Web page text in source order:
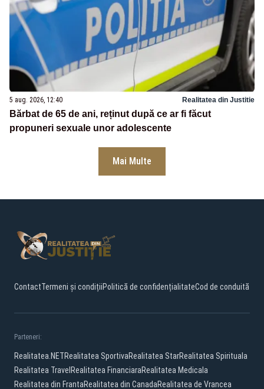
5 aug. 2026, 12:40 Realitatea din Justitie
Bărbat de 65 de ani, reținut după ce ar fi făcut
propuneri sexuale unor adolescente
Mai Multe
ContactTermeni și condițiiPolitică de confidențialitateCod de conduită
Parteneri:
Realitatea.NETRealitatea SportivaRealitatea StarRealitatea Spirituala
Realitatea Travel Realitatea FinanciaraRealitatea Medicala
Realitatea din FrantaRealitatea din CanadaRealitatea de Vrancea